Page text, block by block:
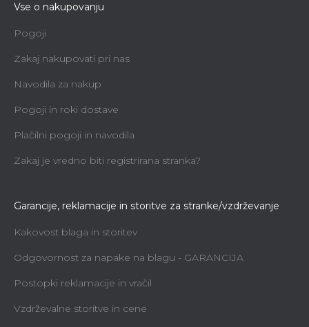
Vse o nakupovanju
Pogoji
Zakaj nakupovati pri nas
Navodila za nakup
Pogoji in roki dostave
Plačilni pogoji in navodila
Zakaj je vredno biti registrirana stranka?
Garancije, reklamacije in storitve za stranke/vzdrževanje
Kakovost blaga in storitev
Odgovornost za napake na blagu - GARANCIJA
Postopki reklamacije in vračil
Vzdrževalne storitve in cene